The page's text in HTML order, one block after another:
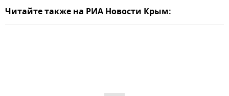
Читайте также на РИА Новости Крым: